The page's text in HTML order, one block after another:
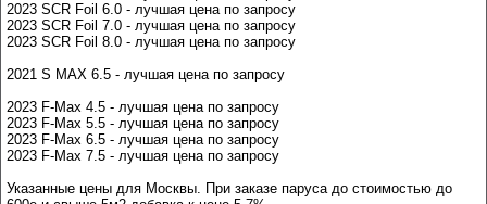
2023 SCR Foil 6.0 - лучшая цена по запросу
2023 SCR Foil 7.0 - лучшая цена по запросу
2023 SCR Foil 8.0 - лучшая цена по запросу
2021 S MAX 6.5 - лучшая цена по запросу
2023 F-Max 4.5 - лучшая цена по запросу
2023 F-Max 5.5 - лучшая цена по запросу
2023 F-Max 6.5 - лучшая цена по запросу
2023 F-Max 7.5 - лучшая цена по запросу
Указанные цены для Москвы. При заказе паруса до стоимостью до